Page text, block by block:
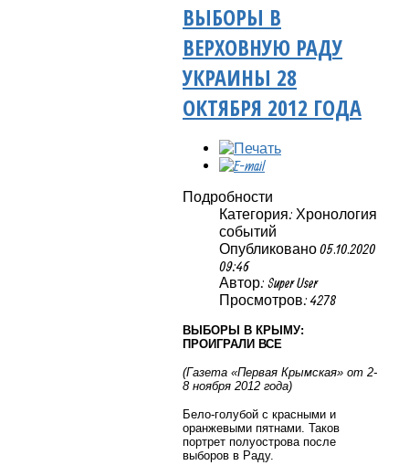
ВЫБОРЫ В
ВЕРХОВНУЮ РАДУ
УКРАИНЫ 28
ОКТЯБРЯ 2012 ГОДА
Подробности
Категория: Хронология
событий
Опубликовано 05.10.2020
09:46
Автор: Super User
Просмотров: 4278
ВЫБОРЫ В КРЫМУ:
ПРОИГРАЛИ ВСЕ
(Газета «Первая Крымская» от 2-
8 ноября 2012 года)
Бело-голубой с красными и
оранжевыми пятнами. Таков
портрет полуострова после
выборов в Раду.